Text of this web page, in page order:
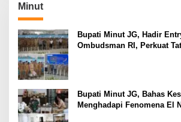
Minut
Bupati Minut JG, Hadir
Ombudsman RI, Perkuat
Bupati Minut JG, Bahas
Menghadapi Fenomena El